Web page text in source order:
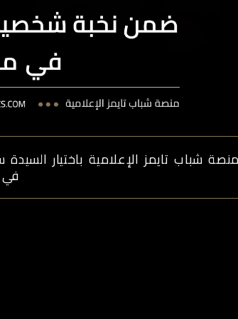
شباب تايمز الإعلامية باختيار
في